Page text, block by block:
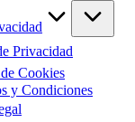
Privacidad
Cookies
y Condiciones